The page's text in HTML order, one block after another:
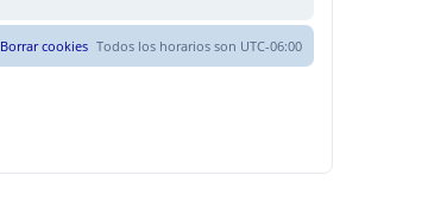
Todos los horarios son UTC-06:00
Borrar cookies